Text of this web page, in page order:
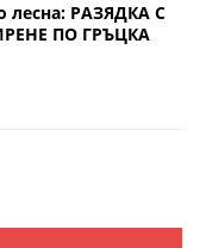
лесна: РАЗЯДКА С
ПО ГРЪЦКА